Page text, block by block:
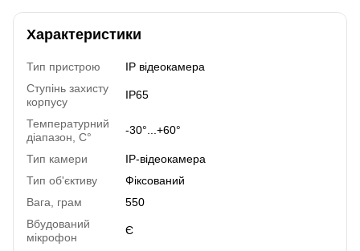
Характеристики
Тип пристрою
IP відеокамера
Ступінь захисту
корпусу
IP65
Температурний
діапазон, C°
-30°...+60°
Тип камери
IP-відеокамера
Тип об'єктиву
Фіксований
Вага, грам
550
Вбудований
мікрофон
Є